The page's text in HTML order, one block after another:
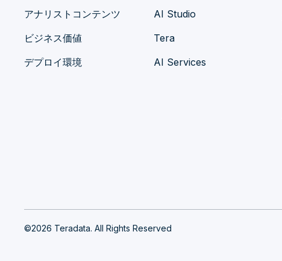
アナリストコンテンツ
ビジネス価値
デプロイ環境
AI Studio
Tera
AI Services
©2026 Teradata. All Rights Reserved